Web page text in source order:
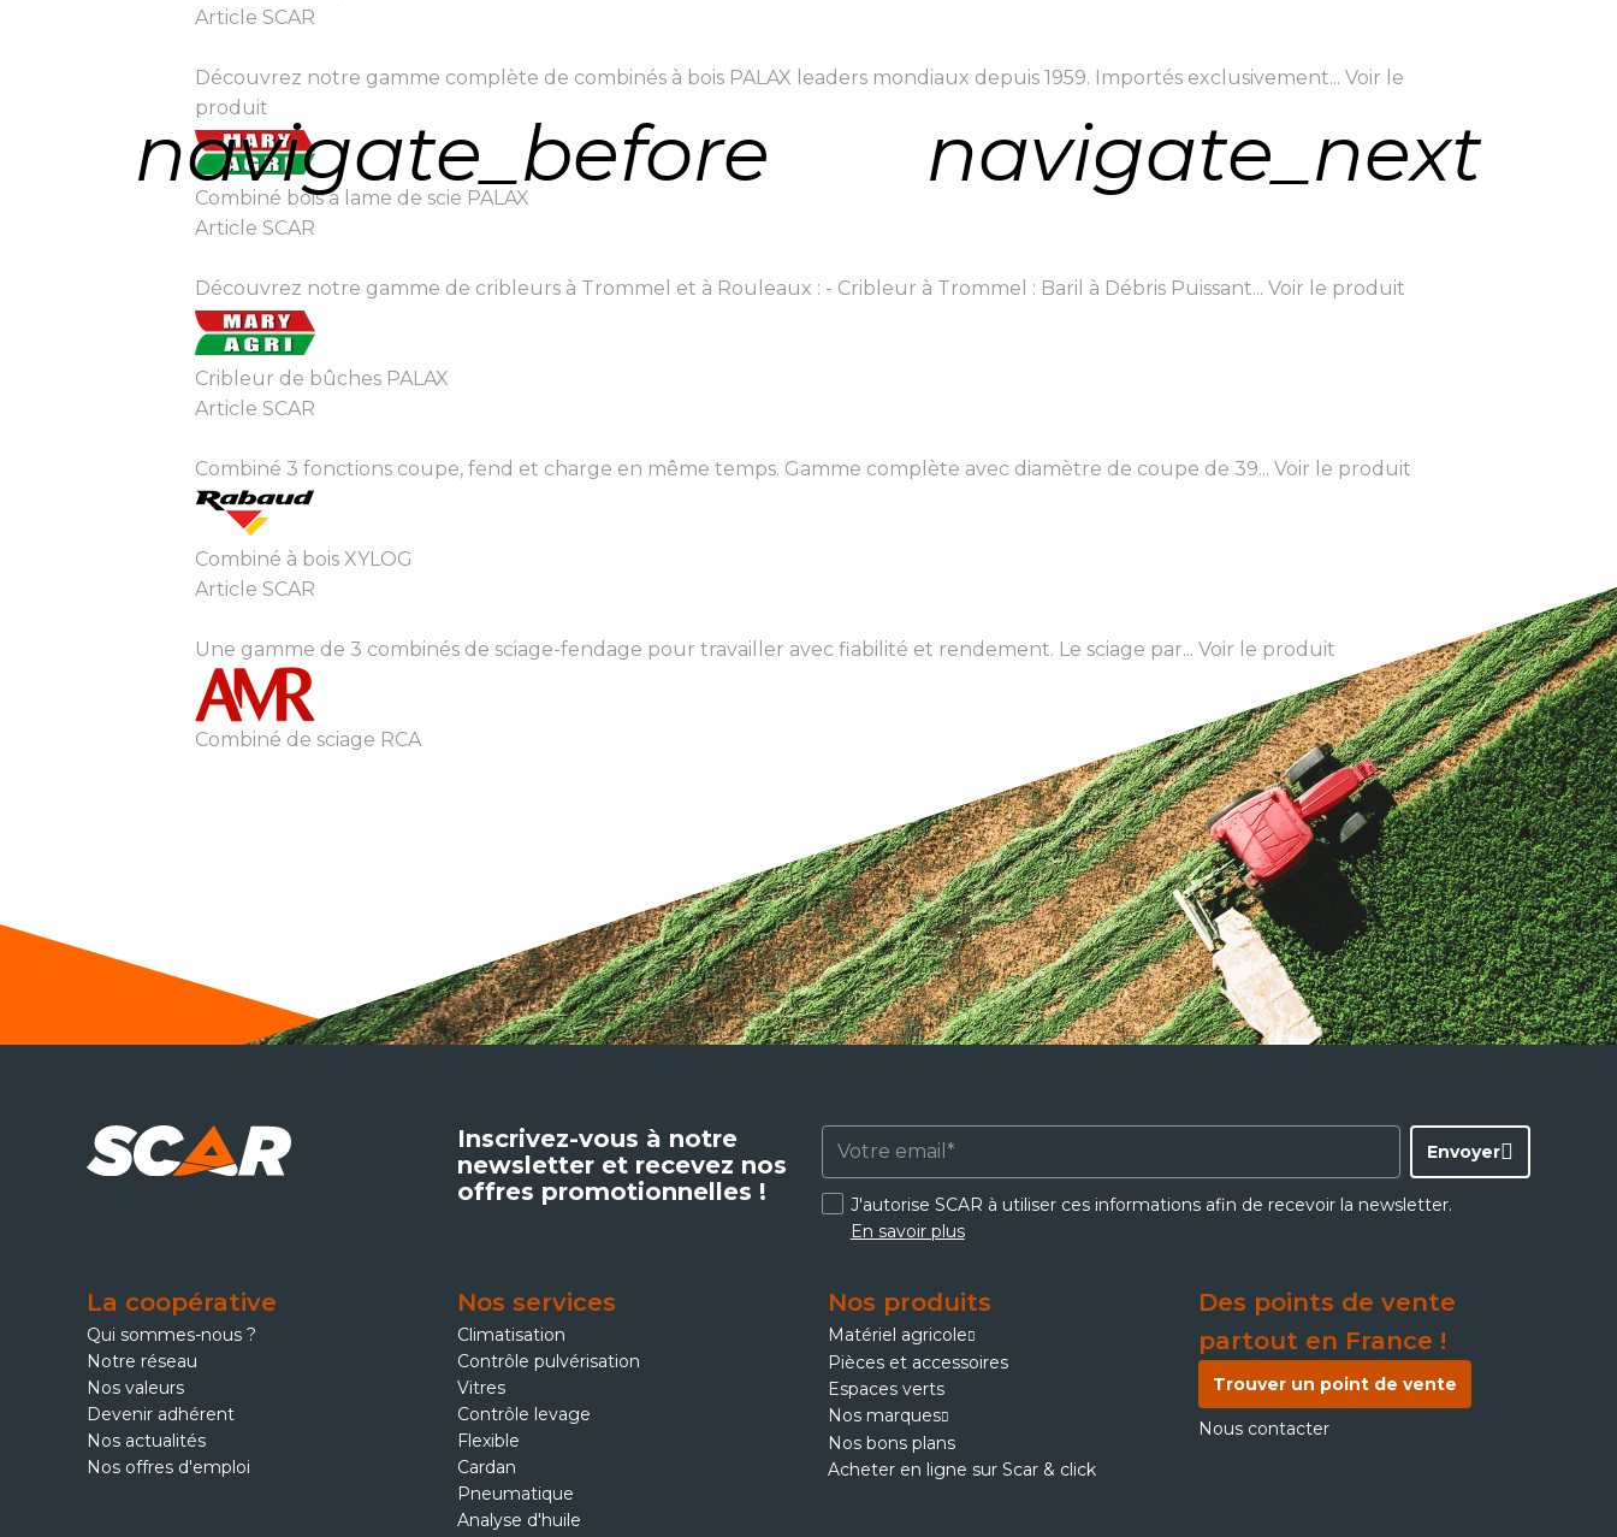
navigate_before
Article SCAR
Découvrez notre gamme complète de combinés à bois PALAX leaders mondiaux depuis 1959. Importés exclusivement... Voir le
produit
Combiné bois à lame de scie PALAX
Article SCAR
Découvrez notre gamme de cribleurs à Trommel et à Rouleaux : - Cribleur à Trommel : Baril à Débris Puissant... Voir le produit
Cribleur de bûches PALAX
Article SCAR
Combiné 3 fonctions coupe, fend et charge en même temps. Gamme complète avec diamètre de coupe de 39... Voir le produit
Combiné à bois XYLOG
Article SCAR
Une gamme de 3 combinés de sciage-fendage pour travailler avec fiabilité et rendement. Le sciage par... Voir le produit
Combiné de sciage RCA
navigate_next
Inscrivez-vous à notre
newsletter et recevez nos
offres promotionnelles !
J'autorise SCAR à utiliser ces informations afin de recevoir la newsletter.
En savoir plus
Envoyer
La coopérative
Qui sommes-nous ?
Notre réseau
Nos valeurs
Devenir adhérent
Nos actualités
Nos offres d'emploi
Nos services
Climatisation
Contrôle pulvérisation
Vitres
Contrôle levage
Flexible
Cardan
Pneumatique
Analyse d'huile
Nos produits
Matériel agricole
Pièces et accessoires
Espaces verts
Nos marques
Nos bons plans
Acheter en ligne sur Scar & click
Des points de vente
partout en France !
Trouver un point de vente
Nous contacter